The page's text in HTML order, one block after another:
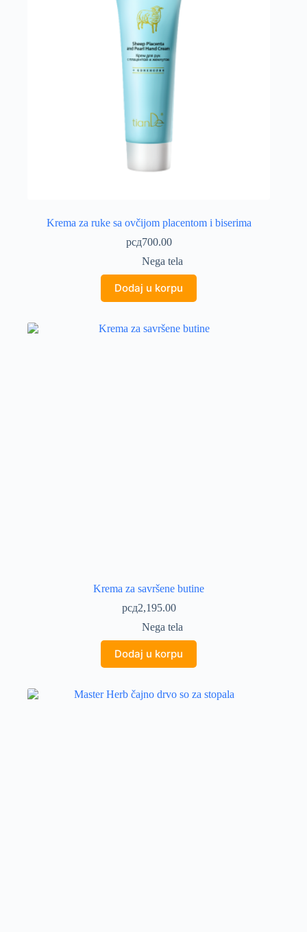
Krema za ruke sa ovčijom placentom i biserima
рсд700.00
Nega tela
Dodaj u korpu
Krema za savršene butine
рсд2,195.00
Nega tela
Dodaj u korpu